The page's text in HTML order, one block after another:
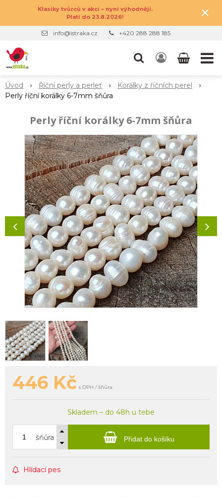
Klasiky tvůrců v akci – nyní výhodněji.
Platí do 23.8.2026!
×
info@istraka.cz +420 288 288 185
Úvod Říční perly a perleť
Korálky z říčních perel
Perly říční korálky 6-7mm šňůra
Perly říční korálky 6-7mm šňůra
446 Kč s DPH / šňůra
Skladem – do 48h u tebe
šňůra Přidat do košíku
Hlídací pes